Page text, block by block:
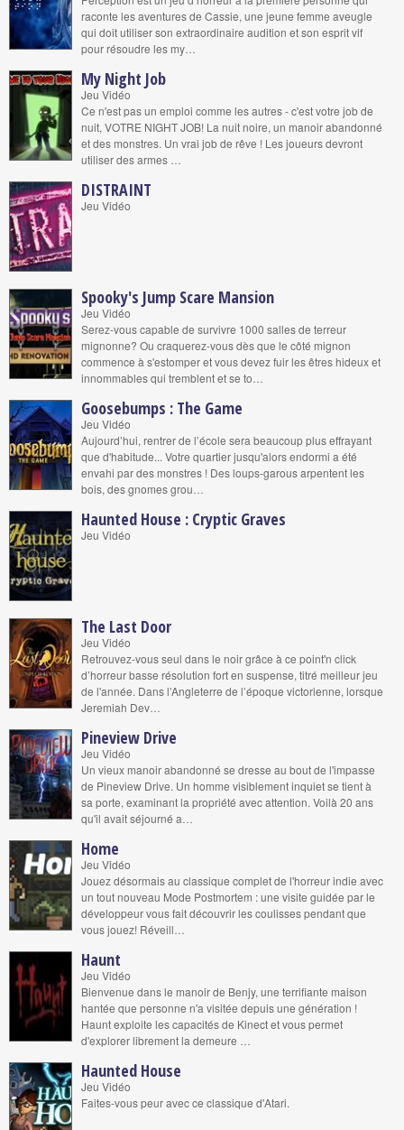
raconte les aventures de Cassie, une jeune femme aveugle
qui doit utiliser son extraordinaire audition et son esprit vif
pour résoudre les my…
My Night Job
Jeu Vidéo
Ce n'est pas un emploi comme les autres - c'est votre job de
nuit, VOTRE NIGHT JOB! La nuit noire, un manoir abandonné
et des monstres. Un vrai job de rêve ! Les joueurs devront
utiliser des armes …
DISTRAINT
Jeu Vidéo
Spooky's Jump Scare Mansion
Jeu Vidéo
Serez-vous capable de survivre 1000 salles de terreur
mignonne? Ou craquerez-vous dès que le côté mignon
commence à s'estomper et vous devez fuir les êtres hideux et
innommables qui tremblent et se to…
Goosebumps : The Game
Jeu Vidéo
Aujourd’hui, rentrer de l’école sera beaucoup plus effrayant
que d'habitude... Votre quartier jusqu'alors endormi a été
envahi par des monstres ! Des loups-garous arpentent les
bois, des gnomes grou…
Haunted House : Cryptic Graves
Jeu Vidéo
The Last Door
Jeu Vidéo
Retrouvez-vous seul dans le noir grâce à ce point'n click
d’horreur basse résolution fort en suspense, titré meilleur jeu
de l'année. Dans l’Angleterre de l’époque victorienne, lorsque
Jeremiah Dev…
Pineview Drive
Jeu Vidéo
Un vieux manoir abandonné se dresse au bout de l'impasse
de Pineview Drive. Un homme visiblement inquiet se tient à
sa porte, examinant la propriété avec attention. Voilà 20 ans
qu'il avait séjourné a…
Home
Jeu Vidéo
Jouez désormais au classique complet de l'horreur indie avec
un tout nouveau Mode Postmortem : une visite guidée par le
développeur vous fait découvrir les coulisses pendant que
vous jouez! Réveill…
Haunt
Jeu Vidéo
Bienvenue dans le manoir de Benjy, une terrifiante maison
hantée que personne n'a visitée depuis une génération !
Haunt exploite les capacités de Kinect et vous permet
d'explorer librement la demeure …
Haunted House
Jeu Vidéo
Faites-vous peur avec ce classique d'Atari.